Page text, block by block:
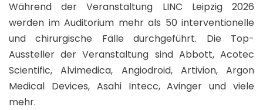
Während der Veranstaltung LINC Leipzig 2026
werden im Auditorium mehr als 50 interventionelle
und chirurgische Fälle durchgeführt. Die Top-
Aussteller der Veranstaltung sind Abbott, Acotec
Scientific, Alvimedica, Angiodroid, Artivion, Argon
Medical Devices, Asahi Intecc, Avinger und viele
mehr.